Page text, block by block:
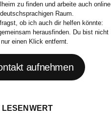
zu finden und arbeite auch online
Raum.
ob ich auch dir helfen könnte:
herausfinden. Du bist nicht
einen Klick entfernt.
aufnehmen